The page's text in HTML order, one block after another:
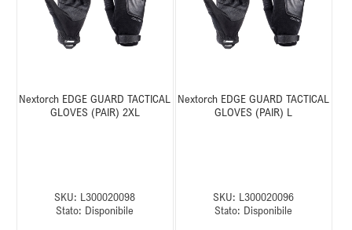
Nextorch EDGE GUARD TACTICAL
GLOVES (PAIR) 2XL
SKU: L300020098
Stato: Disponibile
Nextorch EDGE GUARD TACTICAL
GLOVES (PAIR) L
SKU: L300020096
Stato: Disponibile